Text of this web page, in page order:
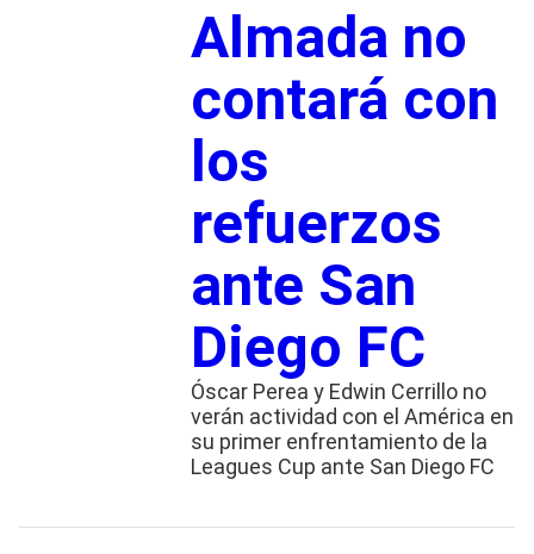
Almada no
contará con
los
refuerzos
ante San
Diego FC
Óscar Perea y Edwin Cerrillo no
verán actividad con el América en
su primer enfrentamiento de la
Leagues Cup ante San Diego FC